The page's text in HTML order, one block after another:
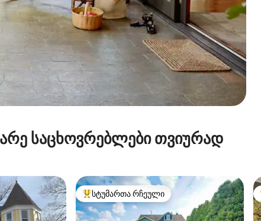
საცხოვრებლები თვიურად
სტუმართა რჩეული მოწინავე ვარიანტი
სტუმართა რჩეული